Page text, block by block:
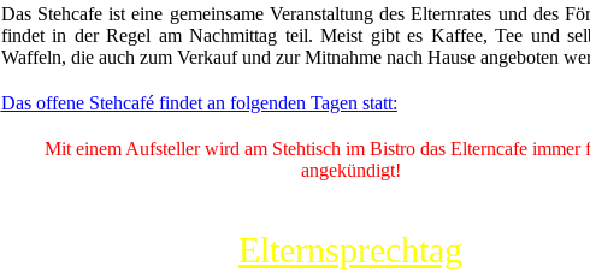
Das Stehcafe ist eine gemeinsame Veranstaltung des Elternrates und des
findet in der Regel am Nachmittag teil. Meist gibt es Kaffee, Tee und
Waffeln, die auch zum Verkauf und zur Mitnahme nach Hause angeboten
Das offene Stehcafé findet an folgenden Tagen statt:
Mit einem Aufsteller wird am Stehtisch im Bistro das Elterncafe immer
angekündigt!
Elternsprechtag